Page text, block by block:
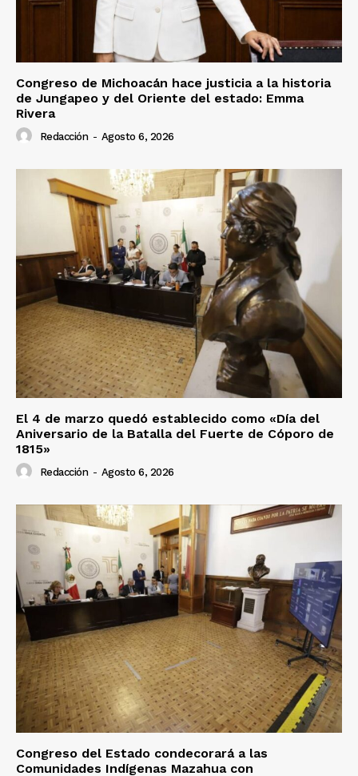
Congreso de Michoacán hace justicia a la historia
de Jungapeo y del Oriente del estado: Emma
Rivera
Redacción - Agosto 6, 2026
El 4 de marzo quedó establecido como «Día del
Aniversario de la Batalla del Fuerte de Cóporo de
1815»
Redacción - Agosto 6, 2026
Congreso del Estado condecorará a las
Comunidades Indígenas Mazahua con